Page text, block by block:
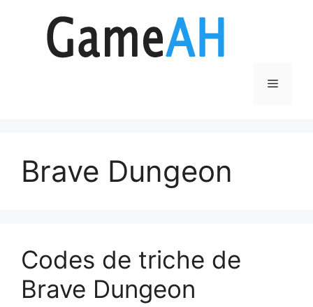
Menu
Brave Dungeon
Codes de triche de
Brave Dungeon